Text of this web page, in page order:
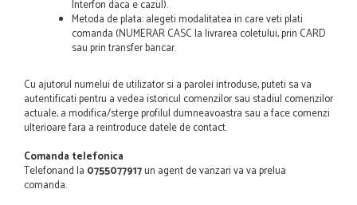
Interfon daca e cazul).
Metoda de plata: alegeti modalitatea in care veti plati
comanda (NUMERAR CASC la livrarea coletului, prin CARD
sau prin transfer bancar.
Cu ajutorul numelui de utilizator si a parolei introduse, puteti sa va
autentificati pentru a vedea istoricul comenzilor sau stadiul comenzilor
actuale, a modifica/sterge profilul dumneavoastra sau a face comenzi
ulterioare fara a reintroduce datele de contact.
Comanda telefonica
Telefonand la 0755077917un agent de vanzari va va prelua
comanda.